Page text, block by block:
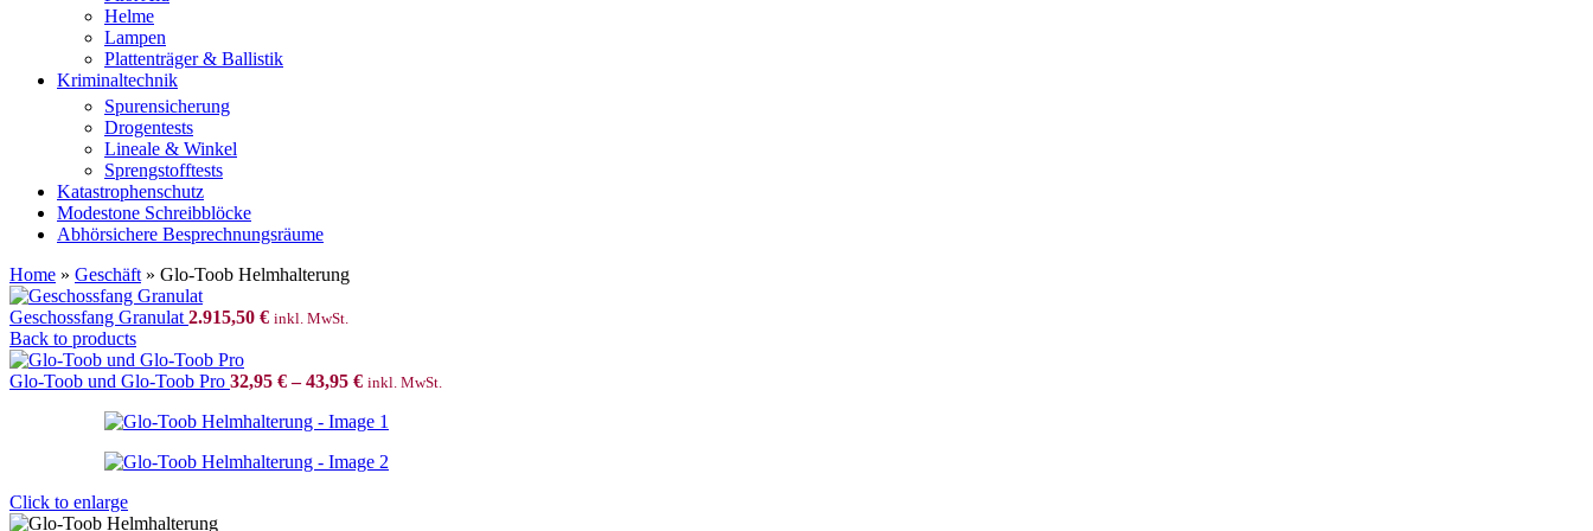
Helme
Lampen
Plattenträger & Ballistik
Kriminaltechnik
Spurensicherung
Drogentests
Lineale & Winkel
Sprengstofftests
Katastrophenschutz
Modestone Schreibblöcke
Abhörsichere Besprechnungsräume
Home » Geschäft » Glo-Toob Helmhalterung
Geschossfang Granulat 2.915,50 € inkl. MwSt.
Back to products
Glo-Toob und Glo-Toob Pro 32,95 €–43,95 € inkl. MwSt.
Click to enlarge